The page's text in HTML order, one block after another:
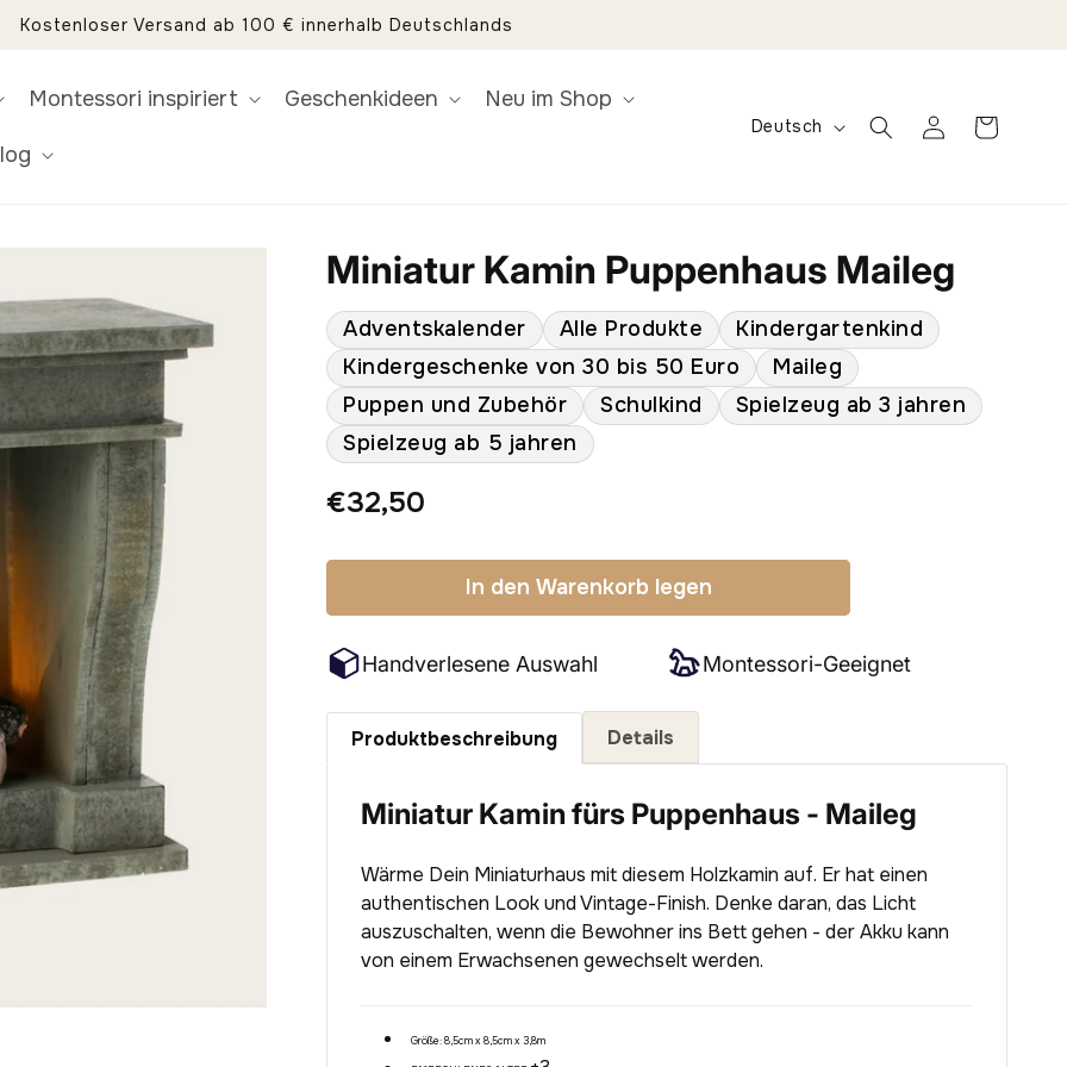
Kostenloser Versand ab 100 € innerhalb Deutschlands
Montessori inspiriert Geschenkideen Neu im Shop
S
c
h
e
Deutsch EinloggenWarenkorb
Miniatur Kamin Puppenhaus Maileg
Adventskalender Alle Produkte
Kindergartenkind
Kindergeschenke von 30 bis 50 Euro
Maileg
Puppen und Zubehör
Schulkind
Spielzeug ab 3 jahren
Spielzeug ab 5 jahren
Normaler
€32,50
In den Warenkorb legen
Handverlesene Auswahl Montessori-Geeignet
Produktbeschreibung
Miniatur Kamin fürs Puppenhaus - Maileg
Wärme Dein Miniaturhaus mit diesem Holzkamin auf. Er hat einen
authentischen Look und Vintage-Finish. Denke daran, das Licht
auszuschalten, wenn die Bewohner ins Bett gehen - der Akku kann
von einem Erwachsenen gewechselt werden.
Größe: 8,5cm x 8,5cm x 3,8m
Details